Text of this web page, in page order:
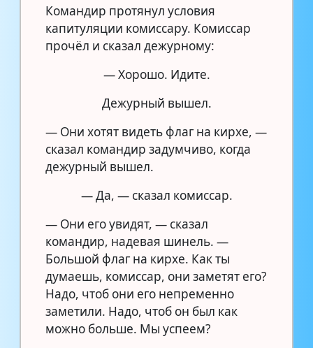
Командир протянул условия
капитуляции комиссару. Комиссар
прочёл и сказал дежурному:
— Хорошо. Идите.
Дежурный вышел.
— Они хотят видеть флаг на кирхе, —
сказал командир задумчиво, когда
дежурный вышел.
— Да, — сказал комиссар.
— Они его увидят, — сказал
командир, надевая шинель. —
Большой флаг на кирхе. Как ты
думаешь, комиссар, они заметят его?
Надо, чтоб они его непременно
заметили. Надо, чтоб он был как
можно больше. Мы успеем?